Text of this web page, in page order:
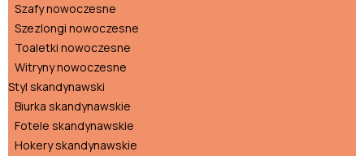
Szafy nowoczesne
Szezlongi nowoczesne
Toaletki nowoczesne
Witryny nowoczesne
Styl skandynawski
Biurka skandynawskie
Fotele skandynawskie
Hokery skandynawskie